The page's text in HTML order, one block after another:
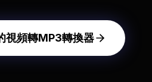
視頻轉MP3轉換器